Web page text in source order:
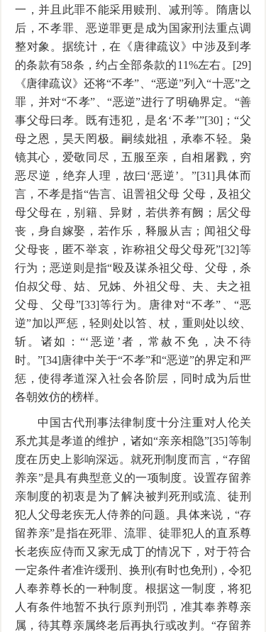
一，并且此罪不能采用赎刑、减刑等。隋唐以
后，不孝罪、恶逆罪更是成为国家刑法重点调
整对象。据统计，在《唐律疏议》中涉及到孝
的条款有58条，约占全部条款的11%左右。[29]
《唐律疏议》还将“不孝”、“恶逆”列入“十恶”之
罪，并对“不孝”、“恶逆”进行了明确界定。“善
事父母曰孝。既有违犯，是名‘不孝’”[30]；“父
母之恩，昊天罔极。嗣续妣祖，承奉不轻。枭
镜其心，爱敬同尽，五服至亲，自相屠戮，穷
恶尽逆，绝弃人理，故曰‘恶逆’。”[31]具体而
言，不孝是指“告言、诅詈祖父母 父母，及祖父
母父母在，别籍、异财，若供养有阙；居父母
丧，身自嫁娶，若作乐，释服从吉；闻祖父母
父母丧，匿不举哀，诈称祖父母父母死”[32]等
行为；恶逆则是指“殴及谋杀祖父母、父母，杀
伯叔父母、姑、兄姊、外祖父母、夫、夫之祖
父母、父母”[33]等行为。唐律对“不孝”、“恶
逆”加以严惩，轻则处以笞、杖，重则处以绞、
斩。诸如：“‘恶逆’者，常赦不免，决不待
时。”[34]唐律中关于“不孝”和“恶逆”的界定和严
惩，使得孝道深入社会各阶层，同时成为后世
各朝效仿的榜样。
中国古代刑事法律制度十分注重对人伦关
系尤其是孝道的维护，诸如“亲亲相隐”[35]等制
度在历史上影响深远。就死刑制度而言，“存留
养亲”是具有典型意义的一项制度。设置存留养
亲制度的初衷是为了解决被判死刑或流、徒刑
犯人父母老疾无人侍养的问题。具体来说，“存
留养亲”是指在死罪、流罪、徒罪犯人的直系尊
长老疾应侍而又家无成丁的情况下，对于符合
一定条件者准许缓刑、换刑(有时也免刑)，令犯
人奉养尊长的一种制度。根据这一制度，将犯
人有条件地暂不执行原判刑罚，准其奉养尊亲
属，待其尊亲属终老后再执行或改判。“存留养